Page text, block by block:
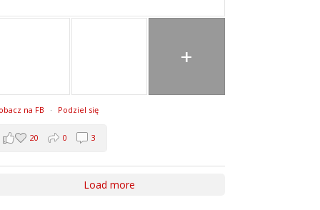
+
na FB · Podziel się
20 0 3
Load more